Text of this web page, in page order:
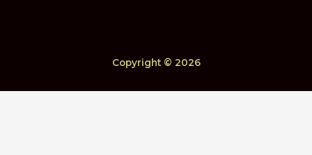
Copyright © 2026